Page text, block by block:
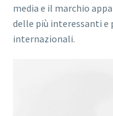
media e il marchio
delle più interessanti
internazionali.